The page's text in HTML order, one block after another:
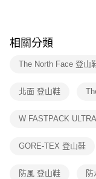
※ 交易是否成功請以「
是否繳費成功／繳費後需
客戶支援中心」https://
１．透過由恩沛科技股
權轉讓予恩沛科技股份
３．未成年的使用者請
任。
相關分類
The North Face 登山
北面 登山鞋
W FASTPACK
GORE-TEX 登山鞋
防風 登山鞋 防